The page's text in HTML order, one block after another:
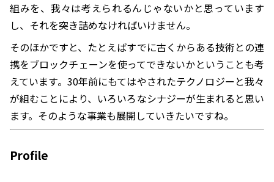
組みを、我々は考えられるんじゃないかと思っています
し、それを突き詰めなければいけません。
そのほかですと、たとえばすでに古くからある技術との連
携をブロックチェーンを使ってできないかということも考
えています。30年前にもてはやされたテクノロジーと我々
が組むことにより、いろいろなシナジーが生まれると思い
ます。そのような事業も展開していきたいですね。
Profile